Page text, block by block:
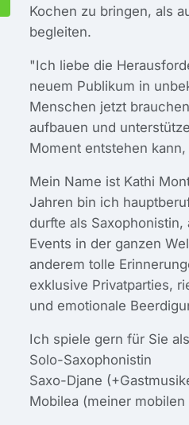
Kochen zu bringen, als
begleiten.
"Ich liebe die
neuem Publikum in
Menschen jetzt
aufbauen und
Moment entstehen
Mein Name ist Kathi
Jahren bin ich
durfte als
Events in der ganzen
anderem tolle
exklusive Privatparties,
und emotionale
Ich spiele gern für Sie
Solo-Saxophonistin
Saxo-Djane
Mobilea (meiner mobilen